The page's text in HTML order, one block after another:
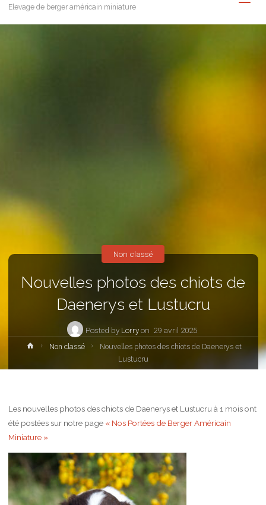
Elevage de berger américain miniature
Nouvelles photos des chiots de
Daenerys et Lustucru
Posted by Lorry on 29 avril 2025
Non classé
HomeNon classé
Nouvelles photos des chiots de Daenerys et
Lustucru
Les nouvelles photos des chiots de Daenerys et Lustucru à 1 mois ont
été postées sur notre page « Nos Portées de Berger Américain
Miniature »